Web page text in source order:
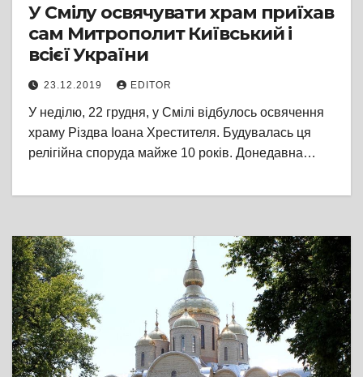
У Смілу освячувати храм приїхав
сам Митрополит Київський і
всієї України
23.12.2019 EDITOR
У неділю, 22 грудня, у Смілі відбулось освячення
храму Різдва Іоана Хрестителя. Будувалась ця
релігійна споруда майже 10 років. Донедавна…